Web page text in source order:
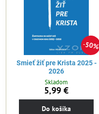
50%
Smieť žiť pre Krista 2025 -
2026
Skladom
5,99 €
Do košíka